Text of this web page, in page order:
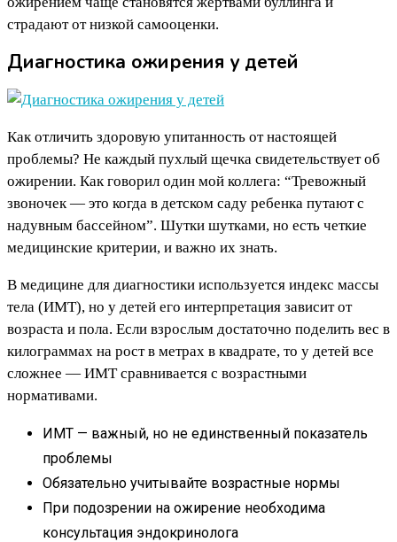
страдают от низкой самооценки.
Диагностика ожирения у детей
Как отличить здоровую упитанность от настоящей
проблемы? Не каждый пухлый щечка свидетельствует об
ожирении. Как говорил один мой коллега: “Тревожный
звоночек — это когда в детском саду ребенка путают с
надувным бассейном”. Шутки шутками, но есть четкие
медицинские критерии, и важно их знать.
В медицине для диагностики используется индекс массы
тела (ИМТ), но у детей его интерпретация зависит от
возраста и пола. Если взрослым достаточно поделить вес в
килограммах на рост в метрах в квадрате, то у детей все
сложнее — ИМТ сравнивается с возрастными
нормативами.
ИМТ — важный, но не единственный показатель
проблемы
Обязательно учитывайте возрастные нормы
При подозрении на ожирение необходима
консультация эндокринолога